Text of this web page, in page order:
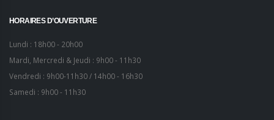
HORAIRES D’OUVERTURE
Lundi : 18h00 - 20h00
Mardi, Mercredi & Jeudi : 9h00 - 11h30
Vendredi : 9h00-11h30 / 14h00 - 16h30
Samedi : 9h00 - 11h30